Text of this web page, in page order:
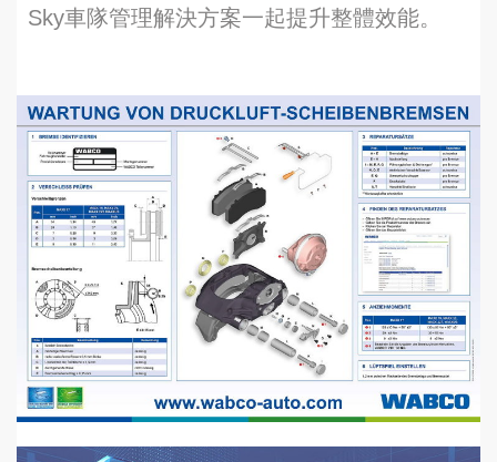
Sky車隊管理解決方案一起提升整體效能。